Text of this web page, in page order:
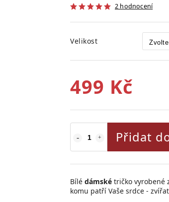
2 hodnocení
Velikost
499 Kč
Přidat
Bílé dámské tričko vyrobené
komu patří Vaše srdce -